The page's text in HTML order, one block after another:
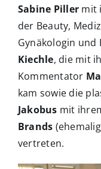
Sabine Piller mit
der Beauty,
Gynäkologin und
Kiechle, die mit
Kommentator
kam sowie die
Jakobus mit
Brands
vertreten.